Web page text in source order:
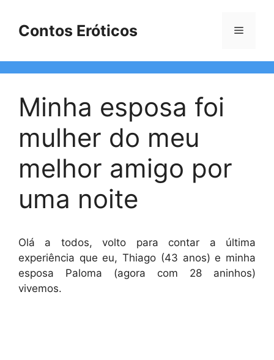
Contos Eróticos Menu
Minha esposa foi
mulher do meu
melhor amigo por
uma noite
Olá a todos, volto para contar a última
experiência que eu, Thiago (43 anos) e minha
esposa Paloma (agora com 28 aninhos)
vivemos.